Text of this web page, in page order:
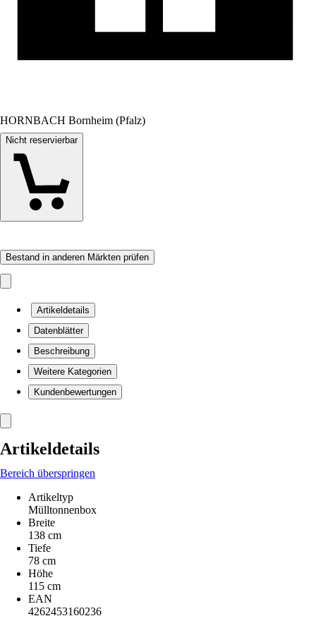
HORNBACH Bornheim (Pfalz)
Nicht reservierbar
Bestand in anderen Märkten prüfen
Artikeldetails
Datenblätter
Beschreibung
Weitere Kategorien
Kundenbewertungen
Artikeldetails
Bereich überspringen
Artikeltyp
Mülltonnenbox
Breite
138 cm
Tiefe
78 cm
Höhe
115 cm
EAN
4262453160236